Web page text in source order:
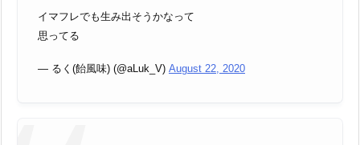
イマフレでも生み出そうかなって
思ってる
— るく(飴風味) (@aLuk_V) August 22, 2020